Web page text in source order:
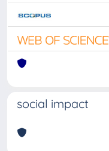
social impact